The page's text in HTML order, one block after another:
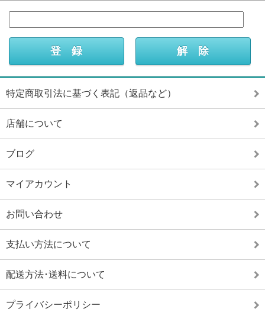
特定商取引法に基づく表記（返品など）
店舗について
ブログ
マイアカウント
お問い合わせ
支払い方法について
配送方法･送料について
プライバシーポリシー